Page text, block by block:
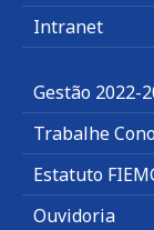
Intranet
Gestão 2022-
Trabalhe
Estatuto
Ouvidoria